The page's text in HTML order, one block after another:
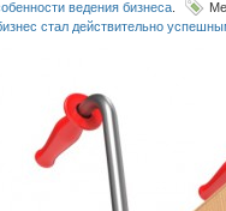
ведения бизнеса
стал действительно